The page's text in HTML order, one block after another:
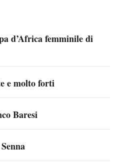
d’Africa femminile di
e molto forti
Baresi